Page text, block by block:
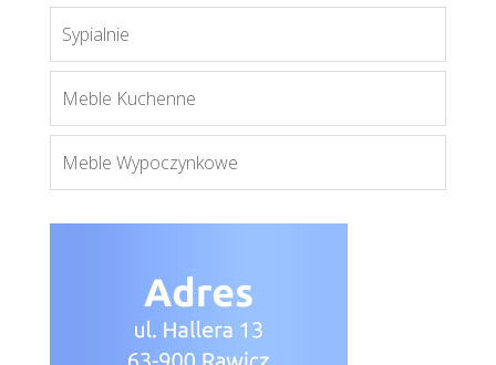
Sypialnie
Meble Kuchenne
Meble Wypoczynkowe